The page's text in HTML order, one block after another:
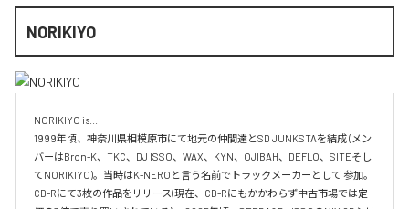
NORIKIYO
NORIKIYO is...
1999年頃、神奈川県相模原市にて地元の仲間達とSD JUNKSTAを結成 (メン
バーはBron-K、TKC、DJ ISSO、WAX、KYN、OJIBAH、DEFLO、SITEそし
てNORIKIYO)。当時はK-NEROと言う名前でトラックメーカーとして 参加。
CD-Rにて3枚の作品をリリース(現在、CD-Rにもかかわらず中古市場では定